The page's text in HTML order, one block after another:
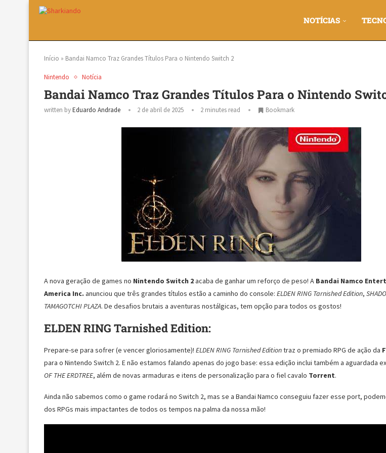
NOTÍCIAS
Início » Bandai Namco Traz Grandes Títulos Para o Nintendo Switch 2
Nintendo Notícia
Bandai Namco Traz Grandes Títulos Para o Nintendo
written byEduardo Andrade 2 de abril de 2025 2 minutes read Bookmark
A nova geração de games no Nintendo Switch 2acaba de ganhar um reforço de peso! A Bandai Namco
America Inc. anunciou que três grandes títulos estão a caminho do console: ELDEN RING Tarnished Edition,
TAMAGOTCHI PLAZA. De desafios brutais a aventuras nostálgicas, tem opção para todos os gostos!
ELDEN RING Tarnished Edition:
Prepare-se para sofrer (e vencer gloriosamente)! ELDEN RING Tarnished Editiontraz o premiado RPG de ação da
para o Nintendo Switch 2. E não estamos falando apenas do jogo base: essa edição inclui também a aguardada
OF THE ERDTREE, além de novas armaduras e itens de personalização para o fiel cavalo Torrent.
Ainda não sabemos como o game rodará no Switch 2, mas se a Bandai Namco conseguiu fazer esse port,
dos RPGs mais impactantes de todos os tempos na palma da nossa mão!